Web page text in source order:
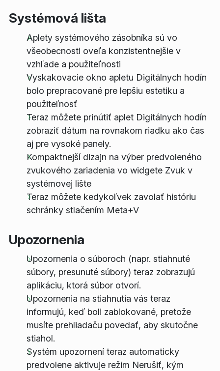
Systémová lišta
Aplety systémového zásobníka sú vo
všeobecnosti oveľa konzistentnejšie v
vzhľade a použiteľnosti
Vyskakovacie okno apletu Digitálnych hodín
bolo prepracované pre lepšiu estetiku a
použiteľnosť
Teraz môžete prinútiť aplet Digitálnych hodín
zobraziť dátum na rovnakom riadku ako čas
aj pre vysoké panely.
Kompaktnejší dizajn na výber predvoleného
zvukového zariadenia vo widgete Zvuk v
systémovej lište
Teraz môžete kedykoľvek zavolať históriu
schránky stlačením Meta+V
Upozornenia
Upozornenia o súboroch (napr. stiahnuté
súbory, presunuté súbory) teraz zobrazujú
aplikáciu, ktorá súbor otvorí.
Upozornenia na stiahnutia vás teraz
informujú, keď boli zablokované, pretože
musíte prehliadaču povedať, aby skutočne
stiahol.
Systém upozornení teraz automaticky
predvolene aktivuje režim Nerušiť, kým